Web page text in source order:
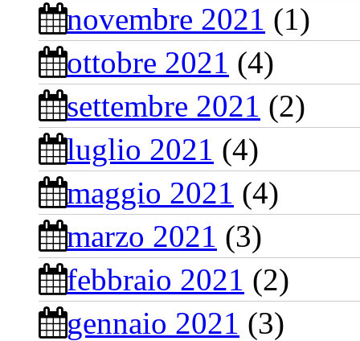
novembre 2021 (1)
ottobre 2021 (4)
settembre 2021 (2)
luglio 2021 (4)
maggio 2021 (4)
marzo 2021 (3)
febbraio 2021 (2)
gennaio 2021 (3)